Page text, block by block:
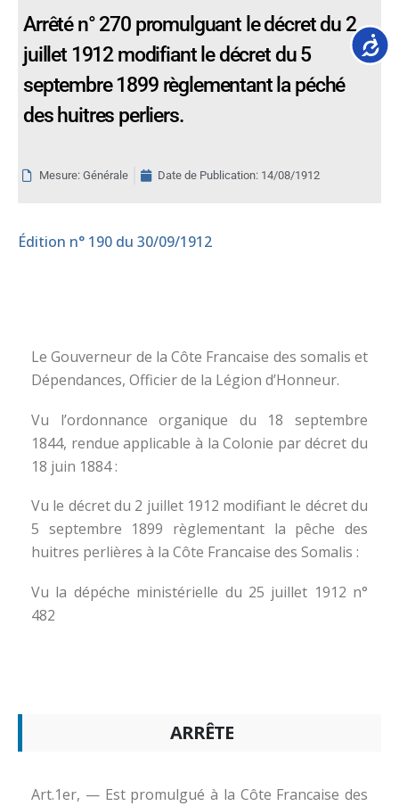
Arrêté n° 270 promulguant le décret du 2
juillet 1912 modifiant le décret du 5
septembre 1899 règlementant la péché
des huitres perliers.
Mesure: Générale Date de Publication: 14/08/1912
Édition n° 190 du 30/09/1912
Le Gouverneur de la Côte Francaise des somalis et
Dépendances, Officier de la Légion d’Honneur.
Vu l’ordonnance organique du 18 septembre
1844, rendue applicable à la Colonie par décret du
18 juin 1884 :
Vu le décret du 2 juillet 1912 modifiant le décret du
5 septembre 1899 règlementant la pêche des
huitres perlières à la Côte Francaise des Somalis :
Vu la dépéche ministérielle du 25 juillet 1912 n°
482
ARRÊTE
Art.1er, — Est promulgué à la Côte Francaise des